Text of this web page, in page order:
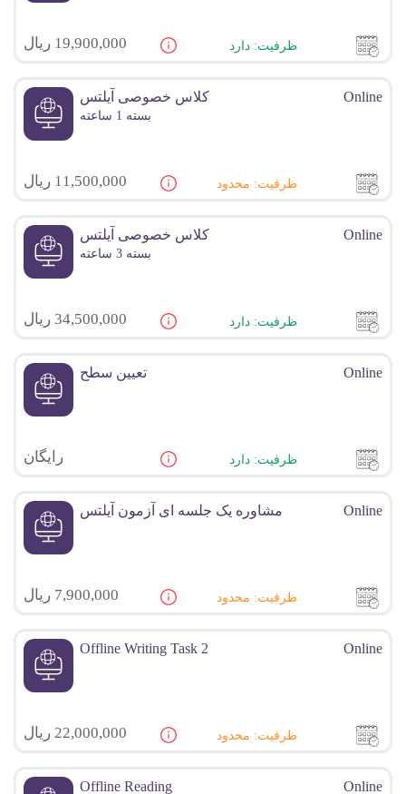
ظرفیت: دارد 19,900,000 ریال
Online کلاس خصوصی آیلتس
بسته 1 ساعته
ظرفیت: محدود 11,500,000 ریال
Online کلاس خصوصی آیلتس
بسته 3 ساعته
ظرفیت: دارد 34,500,000 ریال
Online تعیین سطح
ظرفیت: دارد رایگان
Online مشاوره یک جلسه ای آزمون آیلتس
ظرفیت: محدود 7,900,000 ریال
Online
Offline Writing Task 2
ظرفیت: محدود 22,000,000 ریال
Online
Offline Reading